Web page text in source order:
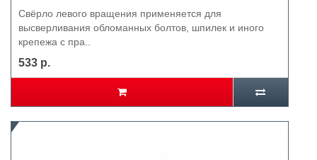
Свёрло левого вращения применяется для
высверливания обломанных болтов, шпилек и иного
крепежа с пра..
533 р.